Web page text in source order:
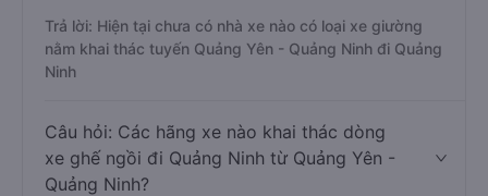
Trả lời: Hiện tại chưa có nhà xe nào có loại xe giường
nằm khai thác tuyến Quảng Yên - Quảng Ninh đi Quảng
Ninh
Câu hỏi: Các hãng xe nào khai thác dòng
xe ghế ngồi đi Quảng Ninh từ Quảng Yên -
Quảng Ninh?